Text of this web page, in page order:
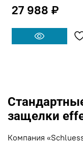
27 988 ₽
защелки
Компания